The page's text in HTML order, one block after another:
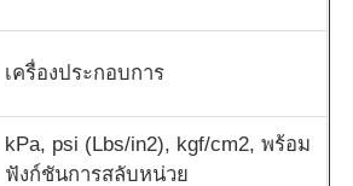
เท้า
เครื่องประกอบการ
kPa, psi (Lbs/in2), kgf/cm2, พร้อม
ฟังก์ชันการสลับหน่วย